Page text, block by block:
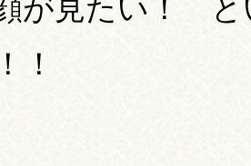
が見たい！ と
！